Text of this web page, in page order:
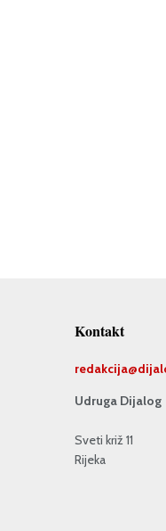
Kontakt
redakcija@
Udruga Dijalog
Sveti križ 11
Rijeka